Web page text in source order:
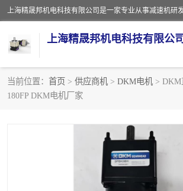
上海精晟邦机电科技有限公司
当前位置： 首页 > 供应商机 > DKM电机 > DKM
180FP DKM电机厂家